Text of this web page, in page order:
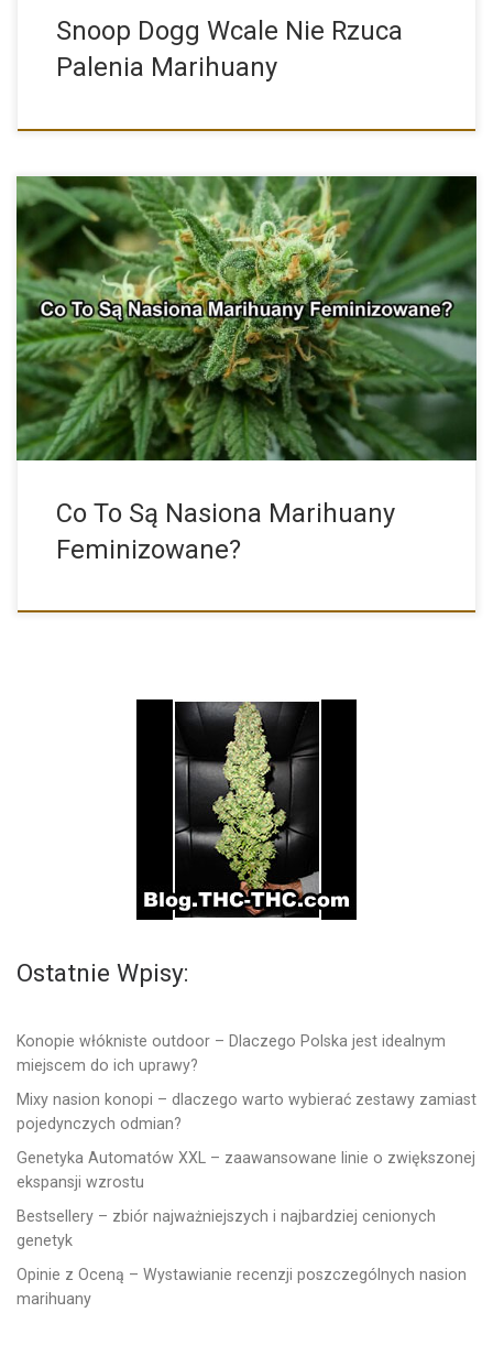
Snoop Dogg Wcale Nie Rzuca
Palenia Marihuany
Do nie tak dawna uprawa marihuany to była pewnego rodzaju […]
Co To Są Nasiona Marihuany
Feminizowane?
Ostatnie Wpisy:
Konopie włókniste outdoor – Dlaczego Polska jest idealnym
miejscem do ich uprawy?
Mixy nasion konopi – dlaczego warto wybierać zestawy zamiast
pojedynczych odmian?
Genetyka Automatów XXL – zaawansowane linie o zwiększonej
ekspansji wzrostu
Bestsellery – zbiór najważniejszych i najbardziej cenionych
genetyk
Opinie z Oceną – Wystawianie recenzji poszczególnych nasion
marihuany